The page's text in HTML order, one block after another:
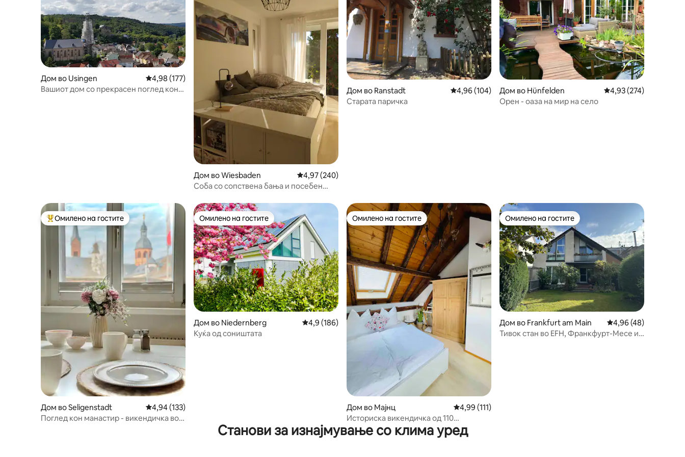
Дом во Usingen Просечна оцена: 4,98 од 5, 177 рецензии
4,98 (177)
Вашиот дом со прекрасен поглед кон
Дом во Wiesbaden Просечна оцена: 4,97 од 5, 240 рецензии
4,97 (240)
Соба со сопствена бања и посебен
Дом во Ranstadt Просечна оцена: 4,96 од 5, 104 рецензии
4,96 (104)
Старата паричка
Дом во Hünfelden Просечна оцена: 4,93
4,93 (274)
Орен - оаза на мир на село
Меѓу најуспешните „Омилени на гостите“
Омилено на гостите
Дом во Seligenstadt Просечна оцена: 4,94 од 5, 133 рецензии
4,94 (133)
Поглед кон манастир - викендичка во
Омилено на гостите
Омилено на гостите
Дом во Niedernberg Просечна оцена: 4,9 од 5, 186 рецензии
4,9 (186)
Куќа од соништата
Омилено на гостите
Омилено на гостите
Дом во Мајнц Просечна оцена: 4,99 од 5, 111 рецензии
4,99 (111)
Историска викендичка од 110
квадратни метри Zur Hofreite
Омилено на гостите
Омилено на гостите
Дом во Frankfurt am Main Просечна оцена:
4,96 (48)
Тивок стан во EFH, Франкфурт-Месе и
Станови за изнајмување со клима уред